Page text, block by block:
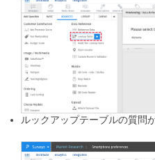
ルックアップテーブルの質問